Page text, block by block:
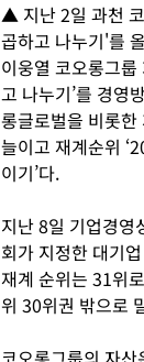
▲ 지난 2일 과천
곱하고 나누기'를
이웅열 코오롱그
고 나누기’를 경영
롱글로벌을 비롯
늘이고 재계순위
이기’다.
지난 8일 기업경영
회가 지정한 대기
재계 순위는 31위
위 30위권 밖으로